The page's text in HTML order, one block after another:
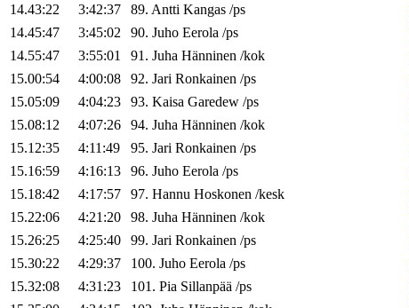
14.43:22
3:42:37 89. Antti Kangas /ps
14.45:47
3:45:02 90. Juho Eerola /ps
14.55:47
3:55:01 91. Juha Hänninen /kok
15.00:54
4:00:08 92. Jari Ronkainen /ps
15.05:09
4:04:23 93. Kaisa Garedew /ps
15.08:12
4:07:26 94. Juha Hänninen /kok
15.12:35
4:11:49 95. Jari Ronkainen /ps
15.16:59
4:16:13 96. Juho Eerola /ps
15.18:42
4:17:57 97. Hannu Hoskonen /kesk
15.22:06
4:21:20 98. Juha Hänninen /kok
15.26:25
4:25:40 99. Jari Ronkainen /ps
15.30:22
4:29:37 100. Juho Eerola /ps
15.32:08
4:31:23 101. Pia Sillanpää /ps